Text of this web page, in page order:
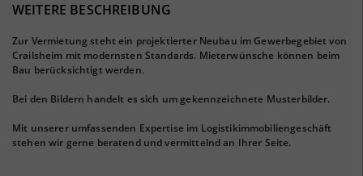
WEITERE BESCHREIBUNG
Zur Vermietung steht ein projektierter Neubau im Gewerbegebiet von
Crailsheim mit modernsten Standards. Mieterwünsche können beim
Bau berücksichtigt werden.
Bei den Bildern handelt es sich um gekennzeichnete Musterbilder.
Mit unserer umfassenden Expertise im Logistikimmobiliengeschäft
stehen wir gerne beratend und vermittelnd an Ihrer Seite.